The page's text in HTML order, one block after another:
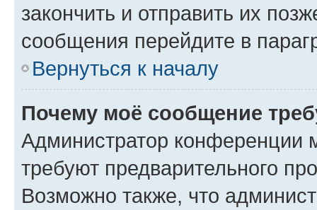
закончить и отправить их
сообщения перейдите в
Вернуться к началу
Почему моё сообщение
Администратор конференции
требуют предварительного
Возможно также, что